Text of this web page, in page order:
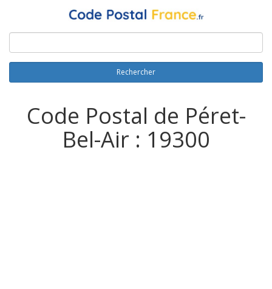
Rechercher
Code Postal de Péret-
Bel-Air : 19300